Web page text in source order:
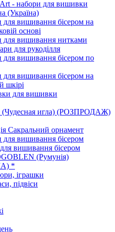
- набори для вишивки
(Україна)
для вишивання бісером на
основі
для вишивання нитками
для рукоділля
для вишивання бісером по
для вишивання бісером на
шкірі
для вишивки
(Чудесная игла) (РОЗПРОДАЖ)
Сакральний орнамент
для вишивання бісером
вишивання бісером
(Румунія)
*
іграшки
підвіси